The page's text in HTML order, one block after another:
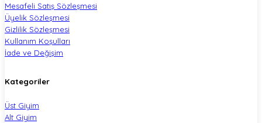
Mesafeli Satış Sözleşmesi
Üyelik Sözleşmesi
Gizlilik Sözleşmesi
Kullanım Koşulları
İade ve Değişim
Kategoriler
Üst Giyim
Alt Giyim